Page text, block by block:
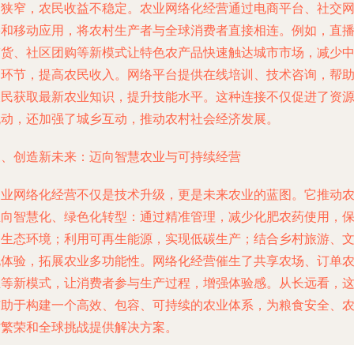
窄，农民收益不稳定。农业网络化经营通过电商平台、社交网
移动应用，将农村生产者与全球消费者直接相连。例如，直播
、社区团购等新模式让特色农产品快速触达城市市场，减少中
节，提高农民收入。网络平台提供在线培训、技术咨询，帮助
获取最新农业知识，提升技能水平。这种连接不仅促进了资源
，还加强了城乡互动，推动农村社会经济发展。
创造新未来：迈向智慧农业与可持续经营
网络化经营不仅是技术升级，更是未来农业的蓝图。它推动农
智慧化、绿色化转型：通过精准管理，减少化肥农药使用，保
态环境；利用可再生能源，实现低碳生产；结合乡村旅游、文
验，拓展农业多功能性。网络化经营催生了共享农场、订单农
新模式，让消费者参与生产过程，增强体验感。从长远看，这
于构建一个高效、包容、可持续的农业体系，为粮食安全、农
荣和全球挑战提供解决方案。